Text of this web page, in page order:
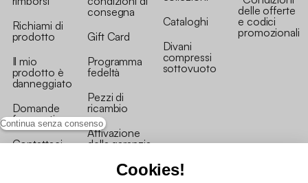
Continua senza consenso
Cookies!
Richiami di
prodotto
Il mio
prodotto è
danneggiato
Domande
frequenti
Contattaci
consegna
Gift Card
Programma
fedeltà
Pezzi di
ricambio
Attivazione
della garanzia
Cataloghi
Divani
compressi
sottovuoto
delle offerte
e codici
promozionali